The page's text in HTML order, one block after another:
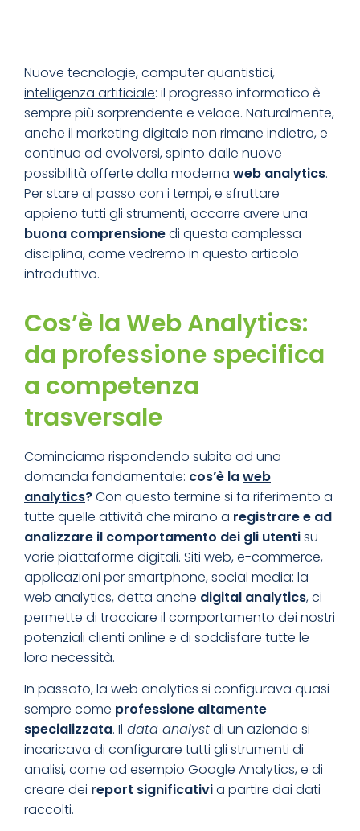
Nuove tecnologie, computer quantistici,
intelligenza artificiale: il progresso informatico è
sempre più sorprendente e veloce. Naturalmente,
anche il marketing digitale non rimane indietro, e
continua ad evolversi, spinto dalle nuove
possibilità offerte dalla moderna web analytics.
Per stare al passo con i tempi, e sfruttare
appieno tutti gli strumenti, occorre avere una
buona comprensionedi questa complessa
disciplina, come vedremo in questo articolo
introduttivo.
Cos’è la Web Analytics:
da professione specifica
a competenza
trasversale
Cominciamo rispondendo subito ad una
domanda fondamentale: cos’è laweb
analytics?Con questo termine si fa riferimento a
tutte quelle attività che mirano a registrare e ad
analizzare il comportamento dei gli utentisu
varie piattaforme digitali. Siti web, e-commerce,
applicazioni per smartphone, social media: la
web analytics, detta anche digital analytics, ci
permette di tracciare il comportamento dei nostri
potenziali clienti online e di soddisfare tutte le
loro necessità.
In passato, la web analytics si configurava quasi
sempre come professione altamente
specializzata. Il data analystdi un azienda si
incaricava di configurare tutti gli strumenti di
analisi, come ad esempio Google Analytics, e di
creare dei report significativia partire dai dati
raccolti.